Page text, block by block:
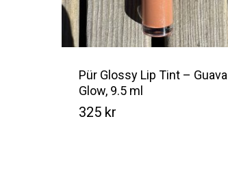
Pür Glossy Lip Tint – Guava
Glow, 9.5 ml
325 kr